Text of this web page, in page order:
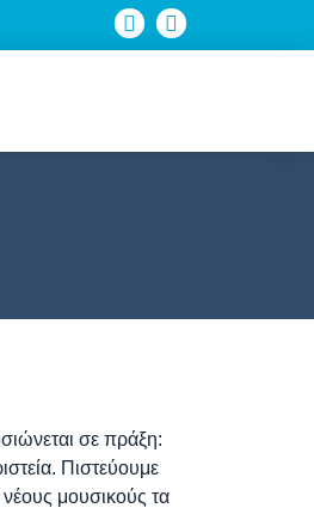
σε πράξη:
Πιστεύουμε
μουσικούς τα